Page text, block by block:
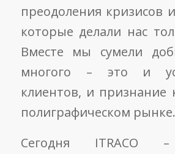
преодоления кризисов
которые делали нас
Вместе мы сумели
многого – это и
клиентов, и признание
полиграфическом рынке.
Сегодня